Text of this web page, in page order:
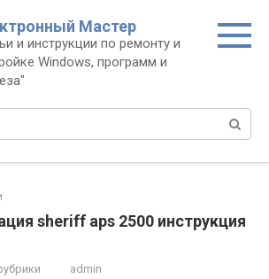
Мастер
и инструкции по ремонту и
Windows, программ и
sheriff aps 2500 инструкция
admin